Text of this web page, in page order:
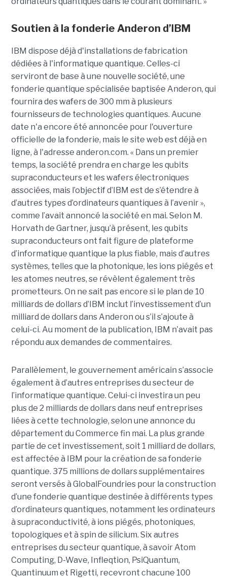
Soutien à la fonderie Anderon d’IBM
IBM dispose déjà d'installations de fabrication
dédiées à l'informatique quantique. Celles-ci
serviront de base à une nouvelle société, une
fonderie quantique spécialisée baptisée Anderon, qui
fournira des wafers de 300 mm à plusieurs
fournisseurs de technologies quantiques. Aucune
date n'a encore été annoncée pour l'ouverture
officielle de la fonderie, mais le site web est déjà en
ligne, à l'adresse anderon.com. « Dans un premier
temps, la société prendra en charge les qubits
supraconducteurs et les wafers électroniques
associées, mais l’objectif d’IBM est de s’étendre à
d’autres types d’ordinateurs quantiques à l’avenir »,
comme l’avait annoncé la société en mai. Selon M.
Horvath de Gartner, jusqu’à présent, les qubits
supraconducteurs ont fait figure de plateforme
d’informatique quantique la plus fiable, mais d’autres
systèmes, telles que la photonique, les ions piégés et
les atomes neutres, se révèlent également très
prometteurs. On ne sait pas encore si le plan de 10
milliards de dollars d’IBM inclut l’investissement d’un
milliard de dollars dans Anderon ou s’il s’ajoute à
celui-ci. Au moment de la publication, IBM n’avait pas
répondu aux demandes de commentaires.
Parallèlement, le gouvernement américain s’associe
également à d’autres entreprises du secteur de
l’informatique quantique. Celui-ci investira un peu
plus de 2 milliards de dollars dans neuf entreprises
liées à cette technologie, selon une annonce du
département du Commerce fin mai. La plus grande
partie de cet investissement, soit 1 milliard de dollars,
est affectée à IBM pour la création de sa fonderie
quantique. 375 millions de dollars supplémentaires
seront versés à GlobalFoundries pour la construction
d’une fonderie quantique destinée à différents types
d’ordinateurs quantiques, notamment les ordinateurs
à supraconductivité, à ions piégés, photoniques,
topologiques et à spin de silicium. Six autres
entreprises du secteur quantique, à savoir Atom
Computing, D-Wave, Infleqtion, PsiQuantum,
Quantinuum et Rigetti, recevront chacune 100